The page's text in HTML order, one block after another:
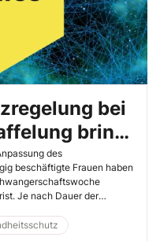
bei
bringt
des
beschäftigte Frauen haben
Je nach Dauer der